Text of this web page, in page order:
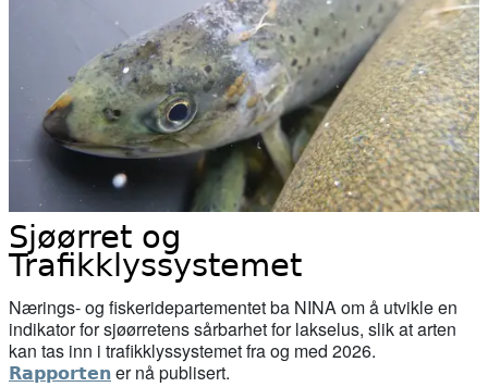
Sjøørret og
Trafikklyssystemet
Nærings- og fiskeridepartementetba NINAom å utvikle en
indikator for sjøørretens sårbarhet for lakselus, slik at arten
kan tas inn i trafikklyssystemet fra og med 2026.
Rapporten er nå publisert.